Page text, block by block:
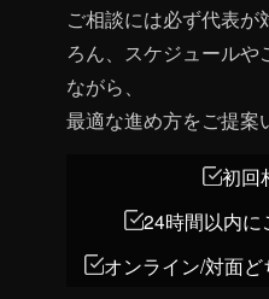
ご相談には必ず代表が
ろん、スケジュールや
ながら、
最適な進め方をご提案
初回
24時間以内に
オンライン/対面